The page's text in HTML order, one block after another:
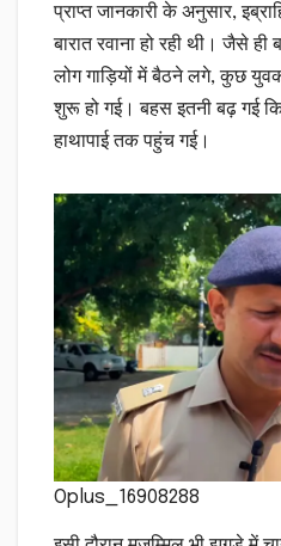
प्राप्त जानकारी के अनुसार,
बारात रवाना हो रही थी। जैसे ही
लोग गाड़ियों में बैठने लगे, कुछ
शुरू हो गई। बहस इतनी बढ़ गई
हाथापाई तक पहुंच गई।
Oplus_16908288